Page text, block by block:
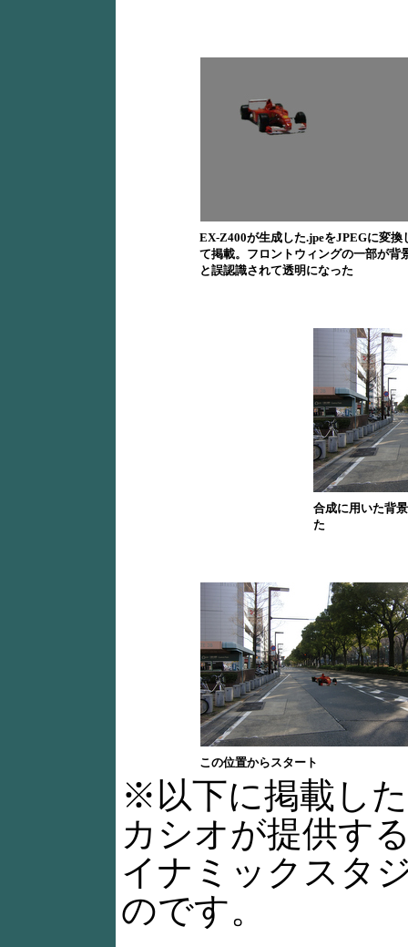
EX-Z400が生成した.jpeをJPEGに変換
て掲載。フロントウィングの一部が背
と誤認識されて透明になった
合成に用いた背
た
この位置からスタート
※以下に掲載し
カシオが提供す
イナミックスタ
のです。